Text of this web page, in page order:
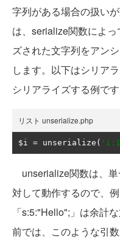
字列がある場合の扱い
は、serialize関数によ
ズされた文字列をアン
します。以下はシリア
シリアライズする例です
リスト unserialize.php
$i = unserialize (
unserialize関数は、
対して動作するので、
「s:5:"Hello";」は余計
前では、このような引